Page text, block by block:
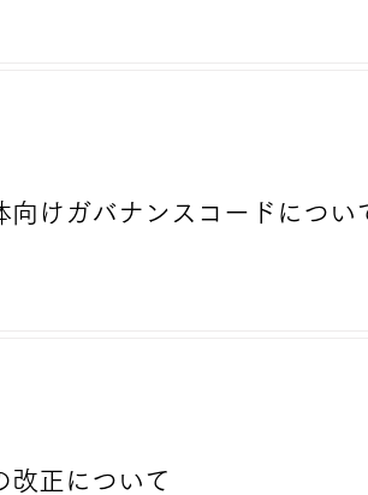
けガバナンスコードについ
正について